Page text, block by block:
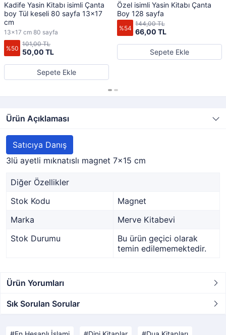
Kadife Yasin Kitabı isimli Çanta
boy Tül keseli 80 sayfa 13x17
cm
13x17 cm 80 sayfa
%50 50,00 TL
101,00 TL
Sepete Ekle
Özel isimli Yasin Kitabı Çanta
Boy 128 sayfa
%54 66,00 TL
144,00 TL
Sepete Ekle
Ürün Açıklaması
Satıcıya Danış
3lü ayetli mıknatıslı magnet 7x15 cm
Diğer Özellikler
Stok Kodu
Magnet
Marka
Merve Kitabevi
Stok Durumu
Bu ürün geçici olarak
temin edilememektedir.
Ürün Yorumları
Sık Sorulan Sorular